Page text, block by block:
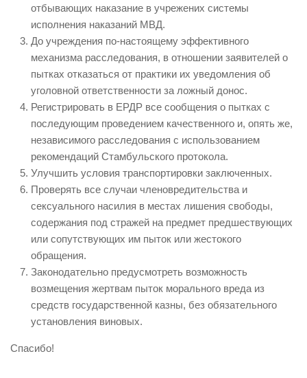
отбывающих наказание в учрежених системы
исполнения наказаний МВД.
До учреждения по-настоящему эффективного
механизма расследования, в отношении заявителей о
пытках отказаться от практики их уведомления об
уголовной ответственности за ложный донос.
Регистрировать в ЕРДР все сообщения о пытках с
последующим проведением качественного и, опять же,
независимого расследования с использованием
рекомендаций Стамбульского протокола.
Улучшить условия транспортировки заключенных.
Проверять все случаи членовредительства и
сексуального насилия в местах лишения свободы,
содержания под стражей на предмет предшествующих
или сопутствующих им пыток или жестокого
обращения.
Законодательно предусмотреть возможность
возмещения жертвам пыток морального вреда из
средств государственной казны, без обязательного
установления виновых.
Спасибо!